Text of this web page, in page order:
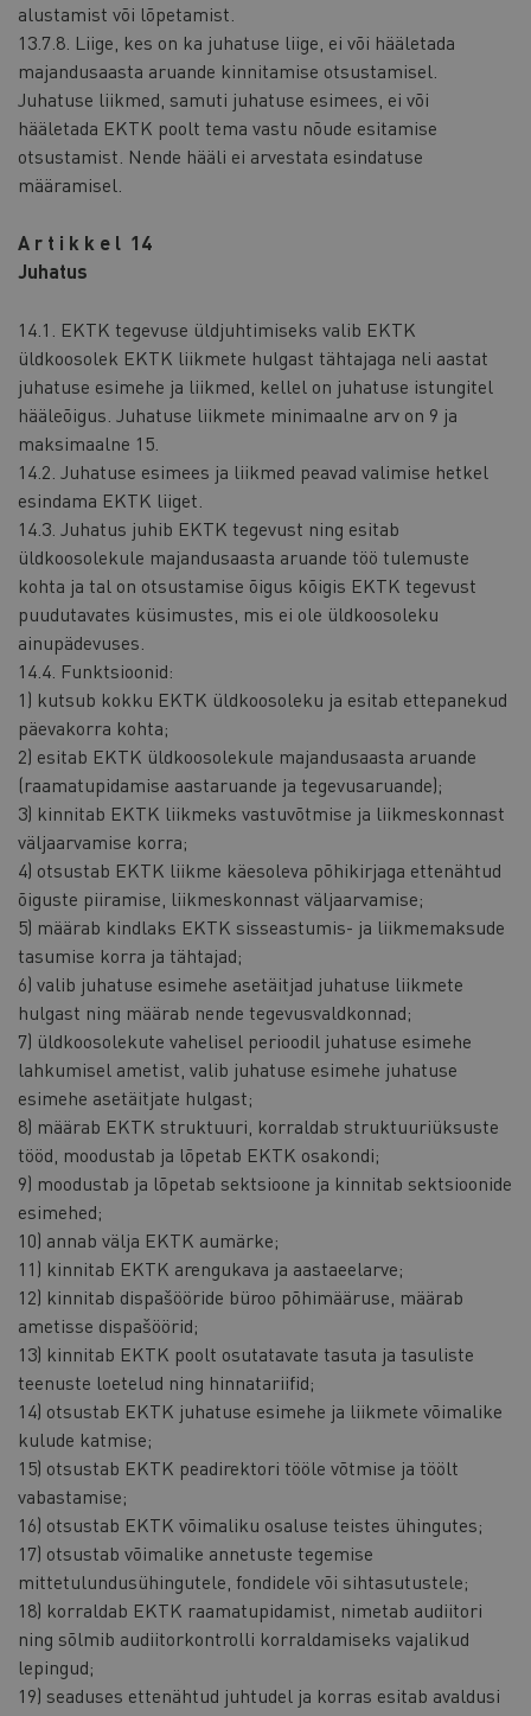
alustamist või lõpetamist.
13.7.8. Liige, kes on ka juhatuse liige, ei või hääletada
majandusaasta aruande kinnitamise otsustamisel.
Juhatuse liikmed, samuti juhatuse esimees, ei või
hääletada EKTK poolt tema vastu nõude esitamise
otsustamist. Nende hääli ei arvestata esindatuse
määramisel.
A r t i k k e l 14
Juhatus
14.1. EKTK tegevuse üldjuhtimiseks valib EKTK
üldkoosolek EKTK liikmete hulgast tähtajaga neli aastat
juhatuse esimehe ja liikmed, kellel on juhatuse istungitel
hääleõigus. Juhatuse liikmete minimaalne arv on 9 ja
maksimaalne 15.
14.2. Juhatuse esimees ja liikmed peavad valimise hetkel
esindama EKTK liiget.
14.3. Juhatus juhib EKTK tegevust ning esitab
üldkoosolekule majandusaasta aruande töö tulemuste
kohta ja tal on otsustamise õigus kõigis EKTK tegevust
puudutavates küsimustes, mis ei ole üldkoosoleku
ainupädevuses.
14.4. Funktsioonid:
1) kutsub kokku EKTK üldkoosoleku ja esitab ettepanekud
päevakorra kohta;
2) esitab EKTK üldkoosolekule majandusaasta aruande
(raamatupidamise aastaruande ja tegevusaruande);
3) kinnitab EKTK liikmeks vastuvõtmise ja liikmeskonnast
väljaarvamise korra;
4) otsustab EKTK liikme käesoleva põhikirjaga ettenähtud
õiguste piiramise, liikmeskonnast väljaarvamise;
5) määrab kindlaks EKTK sisseastumis- ja liikmemaksude
tasumise korra ja tähtajad;
6) valib juhatuse esimehe asetäitjad juhatuse liikmete
hulgast ning määrab nende tegevusvaldkonnad;
7) üldkoosolekute vahelisel perioodil juhatuse esimehe
lahkumisel ametist, valib juhatuse esimehe juhatuse
esimehe asetäitjate hulgast;
8) määrab EKTK struktuuri, korraldab struktuuriüksuste
tööd, moodustab ja lõpetab EKTK osakondi;
9) moodustab ja lõpetab sektsioone ja kinnitab sektsioonide
esimehed;
10) annab välja EKTK aumärke;
11) kinnitab EKTK arengukava ja aastaeelarve;
12) kinnitab dispašööride büroo põhimääruse, määrab
ametisse dispašöörid;
13) kinnitab EKTK poolt osutatavate tasuta ja tasuliste
teenuste loetelud ning hinnatariifid;
14) otsustab EKTK juhatuse esimehe ja liikmete võimalike
kulude katmise;
15) otsustab EKTK peadirektori tööle võtmise ja töölt
vabastamise;
16) otsustab EKTK võimaliku osaluse teistes ühingutes;
17) otsustab võimalike annetuste tegemise
mittetulundusühingutele, fondidele või sihtasutustele;
18) korraldab EKTK raamatupidamist, nimetab audiitori
ning sõlmib audiitorkontrolli korraldamiseks vajalikud
lepingud;
19) seaduses ettenähtud juhtudel ja korras esitab avaldusi